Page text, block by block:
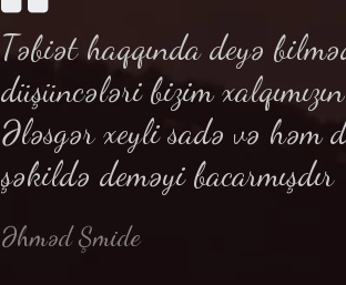
Təbiət haqqında deyə
düşüncələri bizim
Ələsgər xeyli sadə və həm
şəkildə deməyi bacarmışdır
Əhməd Şmide